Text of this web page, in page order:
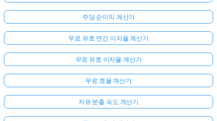
여
기
로
인
세
주당 순이익 계산기
무료 유효 연간 이자율 계산기
무료 유효 이자율 계산기
무료 효율 계산기
자유 분출 속도 계산기